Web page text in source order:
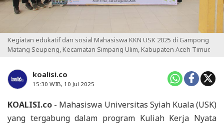
Kegiatan edukatif dan sosial Mahasiswa KKN USK 2025 di Gampong
Matang Seupeng, Kecamatan Simpang Ulim, Kabupaten Aceh Timur.
koalisi.co
15:30 WIB, 10 Jul 2025
KOALISI.co - Mahasiswa Universitas Syiah Kuala (USK)
yang tergabung dalam program Kuliah Kerja Nyata